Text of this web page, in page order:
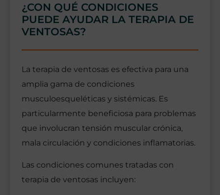
¿CON QUÉ CONDICIONES
PUEDE AYUDAR LA TERAPIA DE
VENTOSAS?
La terapia de ventosas es efectiva para una
amplia gama de condiciones
musculoesqueléticas y sistémicas. Es
particularmente beneficiosa para problemas
que involucran tensión muscular crónica,
mala circulación y condiciones inflamatorias.
Las condiciones comunes tratadas con
terapia de ventosas incluyen: